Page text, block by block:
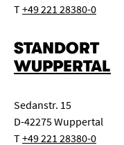
T+49 221 28380-0
STANDORT
WUPPERTAL
Sedanstr. 15
D-42275 Wuppertal
T+49 221 28380-0